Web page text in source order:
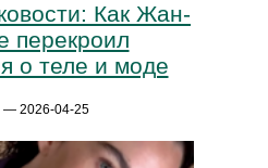
Как Жан-
перекроил
о теле и моде
— 2026-04-25